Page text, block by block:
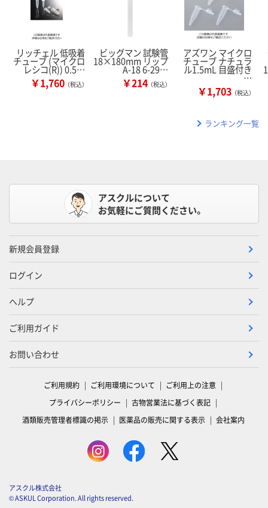
リッチェル 低吸着
チューブ (マイクロ
レシコ(R)) 0.5…
￥1,760 （税込）
ビッグマン 試験管
18×180mm リップ
A-18 6-29…
￥214 （税込）
アズワン マイクロ
チューブ ナチュラ
ル1.5mL 目盛付き
…
￥1,703 （税込）
ランキング一覧
アスクルについて
お気軽にご質問ください。
新規会員登録
ログイン
ヘルプ
ご利用ガイド
お問い合わせ
ご利用規約 ご利用環境について
ご利用上の注意
プライバシーポリシー
古物営業法に基づく表記
酒類販売管理者標識の掲示
医薬品の販売に関する表示 会社案内
アスクル株式会社
© ASKUL Corporation. All rights reserved.